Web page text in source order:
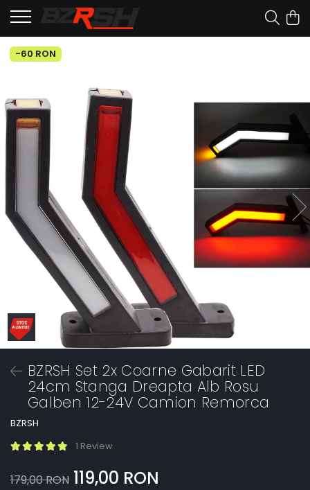
-60 RON
BZRSH Set 2x Coarne Gabarit LED
24cm Stanga Dreapta Alb Rosu
Galben 12-24V Camion Remorca
BZRSH
1 Review
179,00 RON 119,00 RON